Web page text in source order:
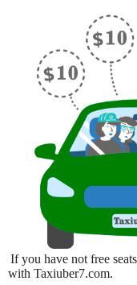
If you have not free
with Taxiuber7.com.